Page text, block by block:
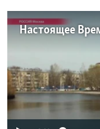
Настоящее
No media